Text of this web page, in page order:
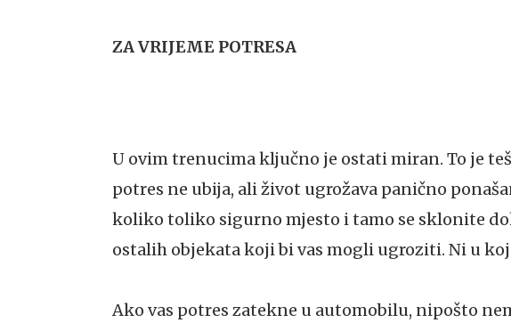
ZA VRIJEME POTRESA
U ovim trenucima ključno je ostati miran. To je
potres ne ubija, ali život ugrožava panično
koliko toliko sigurno mjesto i tamo se sklonite
ostalih objekata koji bi vas mogli ugroziti. Ni u
Ako vas potres zatekne u automobilu, nipošto